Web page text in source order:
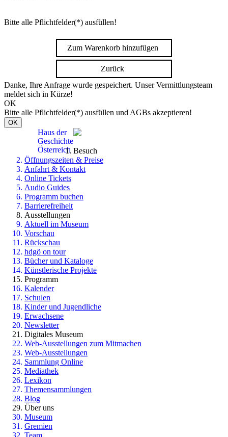
Bitte alle Pflichtfelder(*) ausfüllen!
Zum Warenkorb hinzufügen
Zurück
Danke, Ihre Anfrage wurde gespeichert. Unser Vermittlungsteam
meldet sich in Kürze!
OK
Bitte alle Pflichtfelder(*) ausfüllen und AGBs akzeptieren!
OK
Haus der
Geschichte
Österreich Besuch
Öffnungszeiten & Preise
Anfahrt & Kontakt
Online Tickets
Audio Guides
Programm buchen
Barrierefreiheit
Ausstellungen
Aktuell im Museum
Vorschau
Rückschau
hdgö on tour
Bücher und Kataloge
Künstlerische Projekte
Programm
Kalender
Schulen
Kinder und Jugendliche
Erwachsene
Newsletter
Digitales Museum
Web-Ausstellungen zum Mitmachen
Web-Ausstellungen
Sammlung Online
Mediathek
Lexikon
Themensammlungen
Blog
Über uns
Museum
Gremien
Team